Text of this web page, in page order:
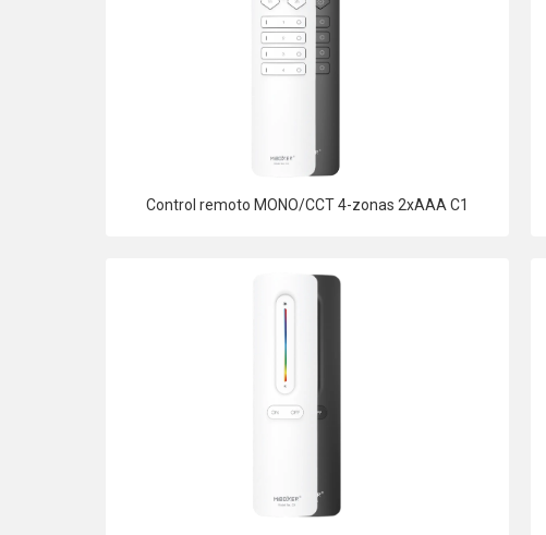
Control remoto MONO/CCT 4-zonas 2xAAA C1